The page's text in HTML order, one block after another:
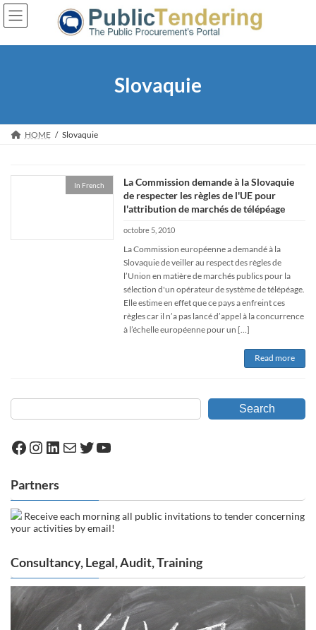
Skip
the
Skip
the
Slovaquie
HOME Slovaquie
In French
La Commission demande à la Slovaquie
de respecter les règles de l'UE pour
l'attribution de marchés de télépéage
octobre 5, 2010
La Commission européenne a demandé à la
Slovaquie de veiller au respect des règles de
l’Union en matière de marchés publics pour la
sélection d'un opérateur de système de télépéage.
Elle estime en effet que ce pays a enfreint ces
règles car il n’a pas lancé d’appel à la concurrence
à l’échelle européenne pour un […]
Read more
Search
Facebook
Instagram
LinkedIn
MailTwitter
YouTube
Partners
Receive each morning all public invitations to tender concerning
your activities by email!
Consultancy, Legal, Audit, Training